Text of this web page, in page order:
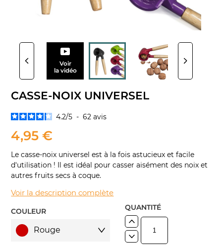
Voir
la vidéo
CASSE-NOIX UNIVERSEL
4.2/5 - 62avis
4,95 €
Le casse-noix universel est à la fois astucieux et facile
d'utilisation ! Il est idéal pour casser aisément des noix et
autres fruits secs à coque.
Voir la description complète
COULEUR
Rouge
QUANTITÉ